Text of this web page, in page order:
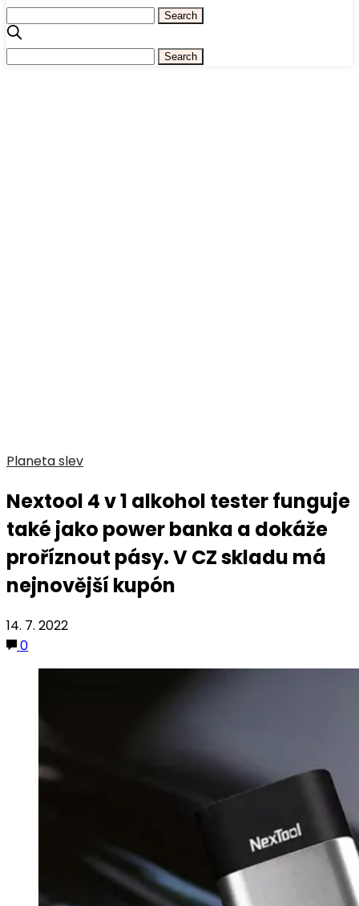
Planeta slev
Nextool 4 v 1 alkohol tester funguje
také jako power banka a dokáže
proříznout pásy. V CZ skladu má
nejnovější kupón
14. 7. 2022
0